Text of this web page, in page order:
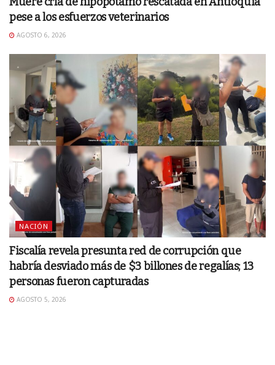
pese a los esfuerzos veterinarios
AGOSTO 6, 2026
NACIÓN
Fiscalía revela presunta red de corrupción que
habría desviado más de $3 billones de regalías; 13
personas fueron capturadas
AGOSTO 5, 2026